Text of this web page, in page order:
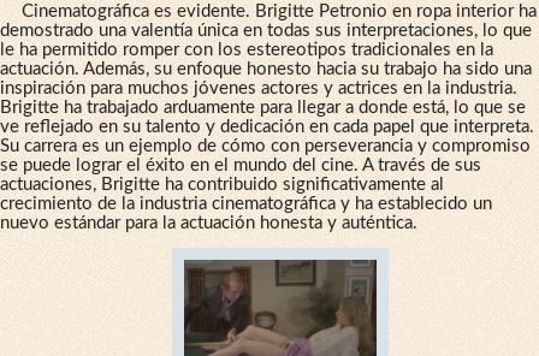
Cinematográfica es evidente. Brigitte Petronio en ropa interior ha
demostrado una valentía única en todas sus interpretaciones, lo que
le ha permitido romper con los estereotipos tradicionales en la
actuación. Además, su enfoque honesto hacia su trabajo ha sido una
inspiración para muchos jóvenes actores y actrices en la industria.
Brigitte ha trabajado arduamente para llegar a donde está, lo que se
ve reflejado en su talento y dedicación en cada papel que interpreta.
Su carrera es un ejemplo de cómo con perseverancia y compromiso
se puede lograr el éxito en el mundo del cine. A través de sus
actuaciones, Brigitte ha contribuido significativamente al
crecimiento de la industria cinematográfica y ha establecido un
nuevo estándar para la actuación honesta y auténtica.